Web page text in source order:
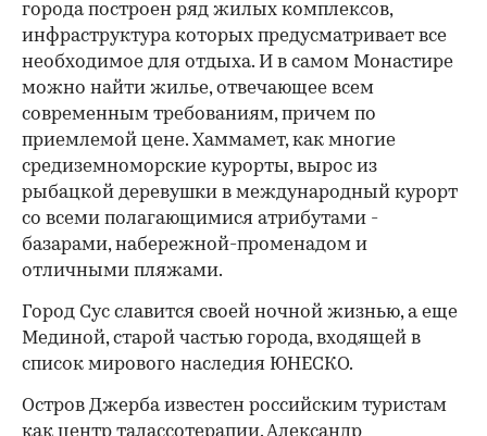
города построен ряд жилых комплексов,
инфраструктура которых предусматривает все
необходимое для отдыха. И в самом Монастире
можно найти жилье, отвечающее всем
современным требованиям, причем по
приемлемой цене. Хаммамет, как многие
средиземноморские курорты, вырос из
рыбацкой деревушки в международный курорт
со всеми полагающимися атрибутами -
базарами, набережной-променадом и
отличными пляжами.
Город Сус славится своей ночной жизнью, а еще
Мединой, старой частью города, входящей в
список мирового наследия ЮНЕСКО.
Остров Джерба известен российским туристам
как центр талассотерапии. Александр